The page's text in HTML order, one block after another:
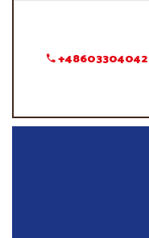
+48603304042